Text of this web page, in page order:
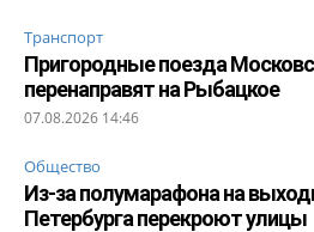
Транспорт
Пригородные поезда
перенаправят на Рыбацкое
07.08.2026 14:46
Общество
Из-за полумарафона на
Петербурга перекроют улицы